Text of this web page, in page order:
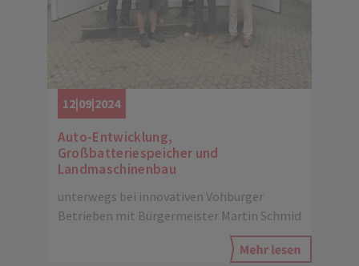
12|09|2024
Auto-Entwicklung,
Großbatteriespeicher und
Landmaschinenbau
unterwegs bei innovativen Vohburger
Betrieben mit Bürgermeister Martin Schmid